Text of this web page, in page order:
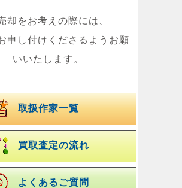
却をお考えの際には、
申し付けくださるようお願
いいたします。
取扱作家一覧
買取査定の流れ
よくあるご質問